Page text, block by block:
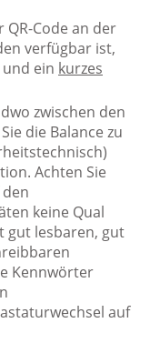
QR-Code an der
verfügbar ist,
und ein kurzes
zwischen den
die Balance zu
Achten Sie
keine Qual
gut lesbaren, gut
Kennwörter
auf